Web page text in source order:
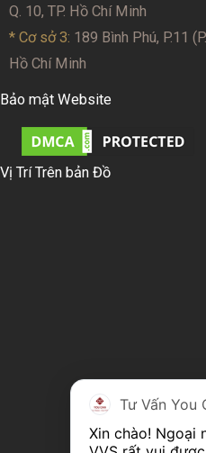
Q. 10, TP. Hồ Chí Minh
* Cơ sở 3: 189 Bình Phú, P.11
Hồ Chí Minh
Bảo mật Website
Vị Trí Trên bản Đồ
Tư Vấn You
Xin chào! Ngoại